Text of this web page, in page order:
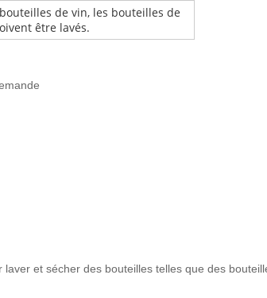
de vin, les bouteilles de
être lavés.
et sécher des bouteilles telles que des